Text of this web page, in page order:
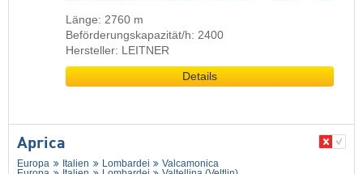
Länge: 2760 m
Beförderungskapazität/h: 2400
Hersteller: LEITNER
Details
Aprica
Europa Italien Lombardei
Valcamonica